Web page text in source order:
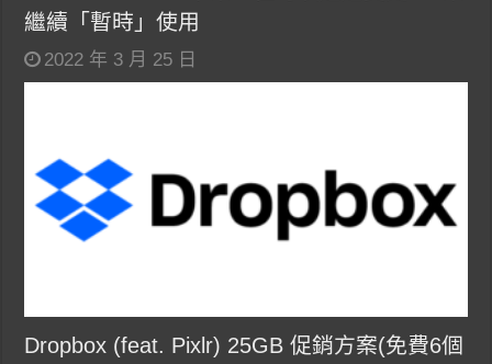
繼續「暫時」使用
2022 年 3 月 25 日
Dropbox (feat. Pixlr) 25GB 促銷方案(免費6個